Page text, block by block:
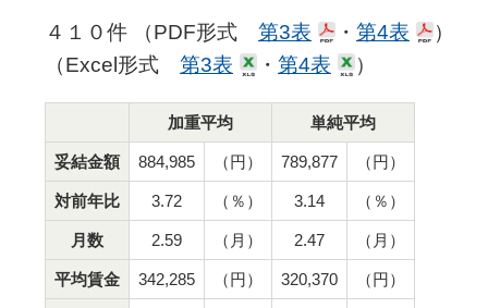
４１０件 （PDF形式 第3表 ・ 第4表
）
（Excel形式 第3表 ・ 第4表 ）
加重平均 単純平均
妥結金額 884,985 （円） 789,877 （円）
対前年比 3.72 （％） 3.14 （％）
月数 2.59 （月） 2.47 （月）
平均賃金 342,285 （円） 320,370 （円）